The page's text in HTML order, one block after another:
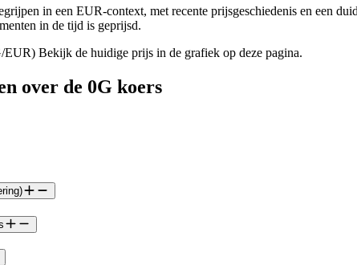
in een EUR-context, met recente prijsgeschiedenis en een
in de tijd is geprijsd.
Bekijk de huidige prijs in de grafiek op deze pagina.
over de 0G koers